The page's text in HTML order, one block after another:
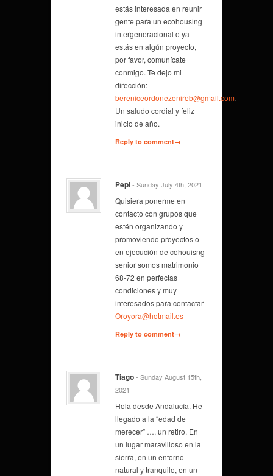
estás interesada en reunir
gente para un ecohousing
intergeneracional o ya
estás en algún proyecto,
por favor, comunícate
conmigo. Te dejo mi
dirección:
bereniceordonezenireb@gmail.com
Un saludo cordial y feliz
inicio de año.
Reply to comment→
Pepi- Sunday July 4th, 2021
Quisiera ponerme en
contacto con grupos que
estén organizando y
promoviendo proyectos o
en ejecución de cohouisng
senior somos matrimonio
68-72 en perfectas
condiciones y muy
interesados para contactar
Oroyora@hotmail.es
Reply to comment→
Tiago- Sunday August 15th,
2021
Hola desde Andalucía. He
llegado a la “edad de
merecer” …, un retiro. En
un lugar maravilloso en la
sierra, en un entorno
natural y tranquilo, en un